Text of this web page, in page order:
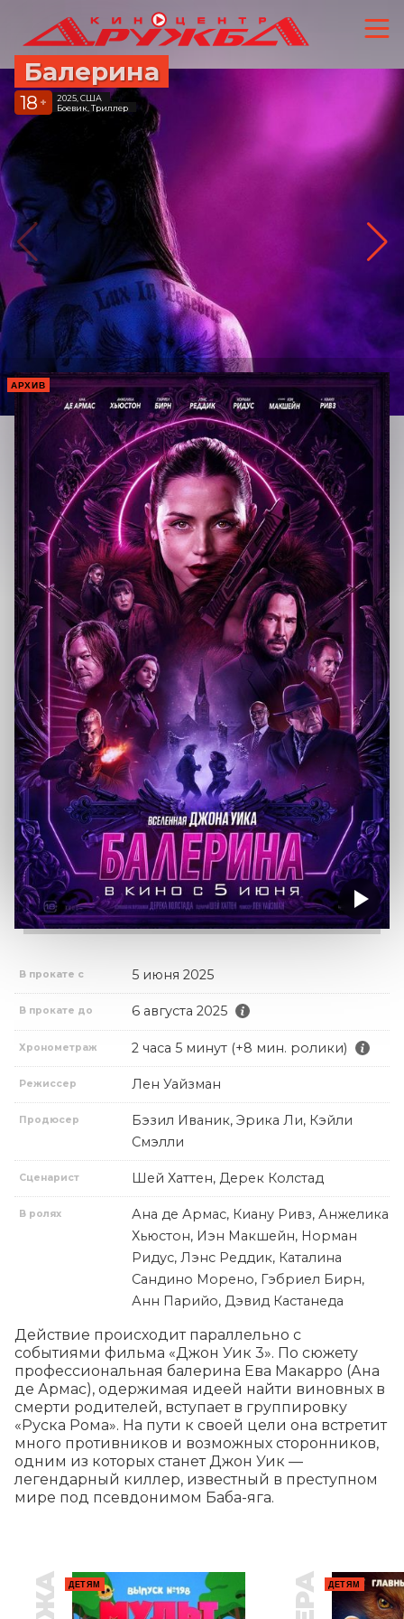
Балерина
18 +
2025, США
Боевик, Триллер
АРХИВ
В прокате с 5 июня 2025
В прокате до 6 августа 2025
Хронометраж 2 часа 5 минут (+8 мин. ролики)
Режиссер Лен Уайзман
Продюсер
Бэзил Иваник, Эрика Ли, Кэйли
Смэлли
Сценарист Шей Хаттен, Дерек Колстад
В ролях
Ана де Армас, Киану Ривз, Анжелика
Хьюстон, Иэн Макшейн, Норман
Ридус, Лэнс Реддик, Каталина
Сандино Морено, Гэбриел Бирн,
Анн Парийо, Дэвид Кастанеда
Действие происходит параллельно с
событиями фильма «Джон Уик 3». По сюжету
профессиональная балерина Ева Макарро (Ана
де Армас), одержимая идеей найти виновных в
смерти родителей, вступает в группировку
«Руска Рома». На пути к своей цели она встретит
много противников и возможных сторонников,
одним из которых станет Джон Уик —
легендарный киллер, известный в преступном
мире под псевдонимом Баба-яга.
ДЕТЯМ ДЕТЯМ